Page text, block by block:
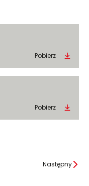
Pobierz
Pobierz
Następny